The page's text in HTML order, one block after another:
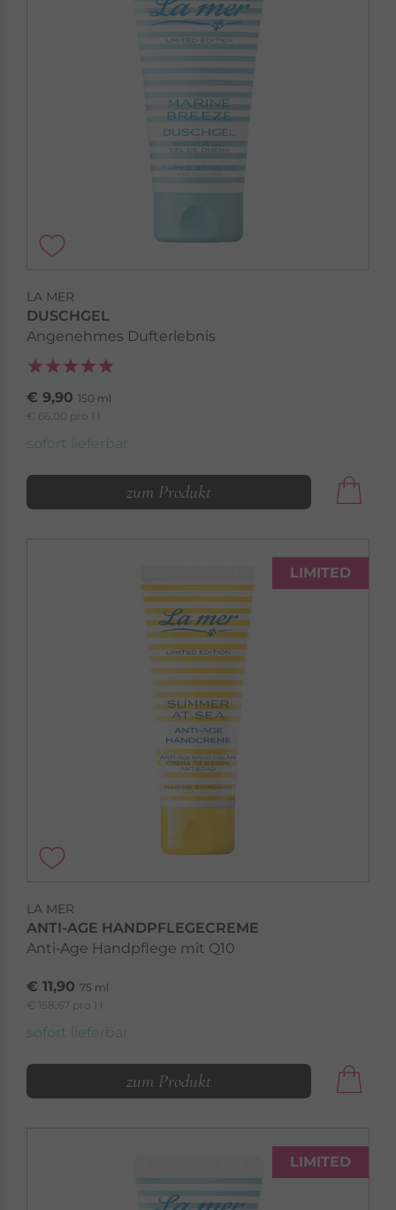
Hochkonzentrierte Intensivpflege
Seren »
LA MER
DUSCHGEL
Angenehmes Dufterlebnis
€ 9,90 150 ml
€ 66,00 pro 1 l
sofort lieferbar
zum Produkt
LIMITED
LA MER
ANTI-AGE HANDPFLEGECREME
Anti‑Age Handpflege mit Q10
€ 11,90 75 ml
€ 158,67 pro 1 l
sofort lieferbar
zum Produkt
LIMITED